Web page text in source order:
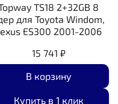
TS18 2+32GB 8
для Toyota Windom,
ES300 2001-2006
15 741 ₽
В корзину
Купить в 1 клик